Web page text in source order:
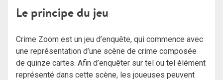
Le principe du jeu
Crime Zoom est un jeu d’enquête, qui commence avec
une représentation d’une scène de crime composée
de quinze cartes. Afin d’enquêter sur tel ou tel élément
représenté dans cette scène, les joueuses peuvent